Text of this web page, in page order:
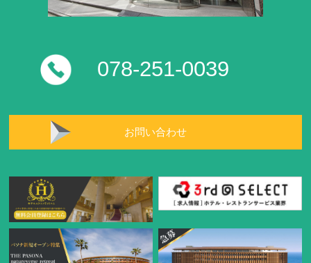
078-251-0039
お問い合わせ